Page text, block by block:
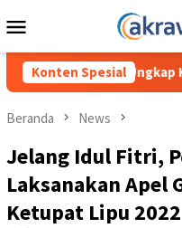
ke
Mobile
Konten Spesial
Penyalahgunaan BBM
Beranda News
Jelang Idul Fitri,
Laksanakan Apel
Ketupat Lipu 2022